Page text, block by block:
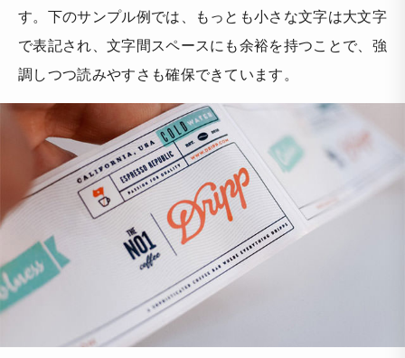
す。下のサンプル例では、もっとも小さな文字は大文字
で表記され、文字間スペースにも余裕を持つことで、強
調しつつ読みやすさも確保できています。